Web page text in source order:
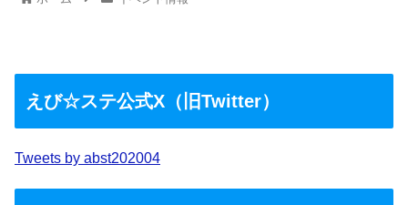
えび☆ステ公式X（旧Twitter）
Tweets by abst202004